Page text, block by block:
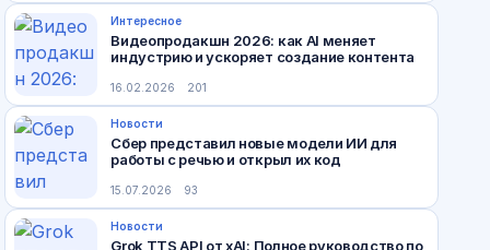
Интересное
Видеопродакшн 2026: как AI меняет
индустрию и ускоряет создание контента
16.02.2026 201
Новости
Сбер представил новые модели ИИ для
работы с речью и открыл их код
15.07.2026 93
Новости
Grok TTS API от xAI: Полное руководство по